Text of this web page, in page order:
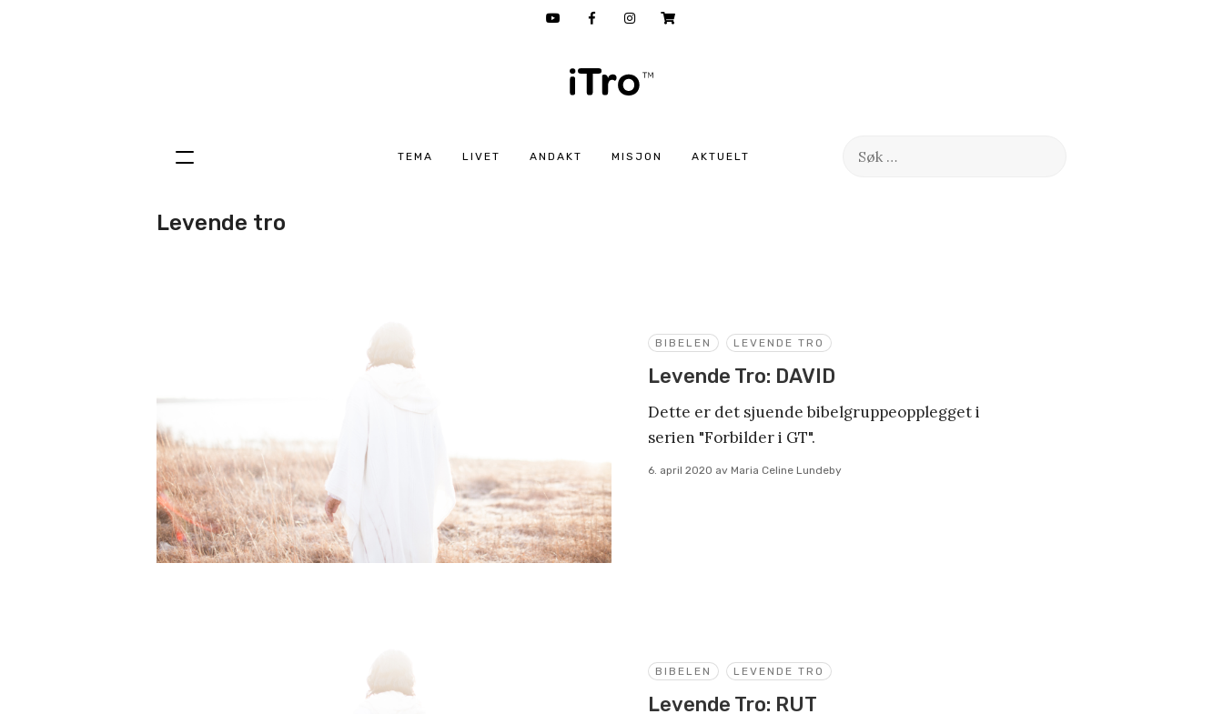
TEMA LIVET ANDAKT MISJON AKTUELT
Søk
Hopp
innhold
Levende tro
BIBELEN LEVENDE TRO
Levende Tro: DAVID
Dette er det sjuende bibelgruppeopplegget i
serien "Forbilder i GT".
6. april 2020 av Maria Celine Lundeby
BIBELEN LEVENDE TRO
Levende Tro: RUT